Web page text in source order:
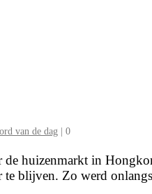
van de dag 0
huizenmarkt in
te blijven. Zo werd